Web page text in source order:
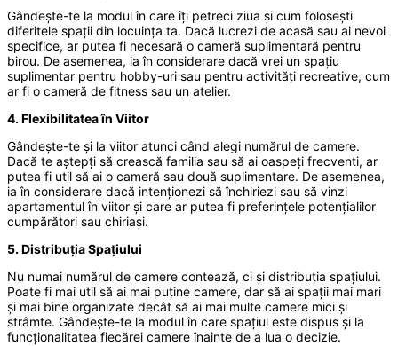
Gândește-te la modul în care îți petreci ziua și cum folosești
diferitele spații din locuința ta. Dacă lucrezi de acasă sau ai nevoi
specifice, ar putea fi necesară o cameră suplimentară pentru
birou. De asemenea, ia în considerare dacă vrei un spațiu
suplimentar pentru hobby-uri sau pentru activități recreative, cum
ar fi o cameră de fitness sau un atelier.
4. Flexibilitatea în Viitor
Gândește-te și la viitor atunci când alegi numărul de camere.
Dacă te aștepți să crească familia sau să ai oaspeți frecventi, ar
putea fi util să ai o cameră sau două suplimentare. De asemenea,
ia în considerare dacă intenționezi să închiriezi sau să vinzi
apartamentul în viitor și care ar putea fi preferințele potențialilor
cumpărători sau chiriași.
5. Distribuția Spațiului
Nu numai numărul de camere contează, ci și distribuția spațiului.
Poate fi mai util să ai mai puține camere, dar să ai spații mai mari
și mai bine organizate decât să ai mai multe camere mici și
strâmte. Gândește-te la modul în care spațiul este dispus și la
funcționalitatea fiecărei camere înainte de a lua o decizie.